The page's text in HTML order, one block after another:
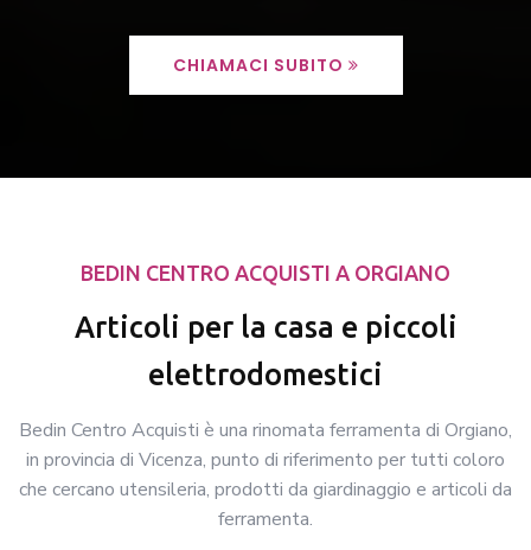
CHIAMACI SUBITO
BEDIN CENTRO ACQUISTI A ORGIANO
Articoli per la casa e piccoli
elettrodomestici
Bedin Centro Acquisti è una rinomata ferramenta di Orgiano,
in provincia di Vicenza, punto di riferimento per tutti coloro
che cercano utensileria, prodotti da giardinaggio e articoli da
ferramenta.